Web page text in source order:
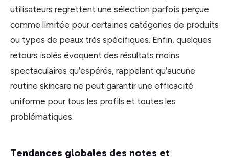
utilisateurs regrettent une sélection parfois perçue
comme limitée pour certaines catégories de produits
ou types de peaux très spécifiques. Enfin, quelques
retours isolés évoquent des résultats moins
spectaculaires qu’espérés, rappelant qu’aucune
routine skincare ne peut garantir une efficacité
uniforme pour tous les profils et toutes les
problématiques.
Tendances globales des notes et